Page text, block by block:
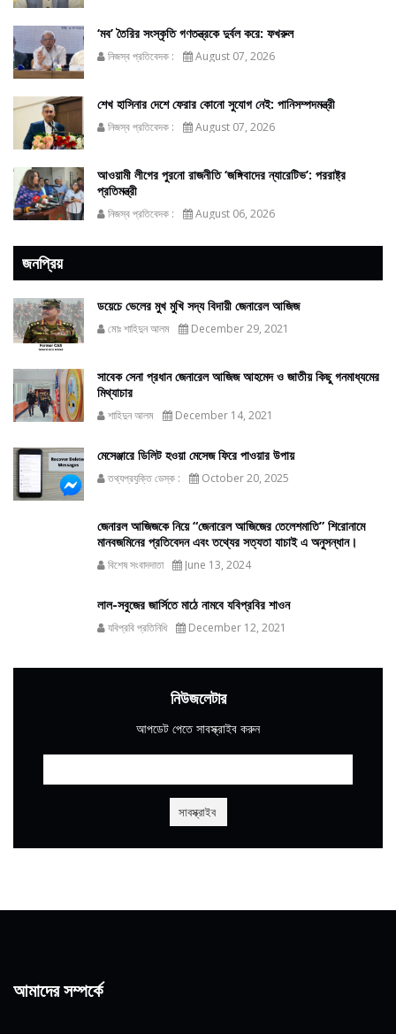
‘মব’ তৈরির সংস্কৃতি গণতন্ত্রকে দুর্বল করে: ফখরুল
নিজস্ব প্রতিবেদক : August 07, 2026
শেখ হাসিনার দেশে ফেরার কোনো সুযোগ নেই: পানিসম্পদমন্ত্রী
নিজস্ব প্রতিবেদক : August 07, 2026
আওয়ামী লীগের পুরনো রাজনীতি ‘জঙ্গিবাদের ন্যারেটিভ’: পররাষ্ট্র
প্রতিমন্ত্রী
নিজস্ব প্রতিবেদক : August 06, 2026
জনপ্রিয়
ডয়েচে ভেলের মুখ মুখি সদ্য বিদায়ী জেনারেল আজিজ
মোঃ শাহিদুন আলম December 29, 2021
সাবেক সেনা প্রধান জেনারেল আজিজ আহমেদ ও জাতীয় কিছু গনমাধ্যমের
মিথ্যাচার
শাহিদুন আলম December 14, 2021
মেসেঞ্জারে ডিলিট হওয়া মেসেজ ফিরে পাওয়ার উপায়
তথ্যপ্রযুক্তি ডেস্ক : October 20, 2025
জেনারল আজিজকে নিয়ে “জেনারেল আজিজের তেলেশমাতি” শিরোনামে
মানবজমিনের প্রতিবেদন এবং তথ্যের সত্যতা যাচাই এ অনুসন্ধান।
বিশেষ সংবাদদাতা June 13, 2024
লাল-সবুজের জার্সিতে মাঠে নামবে যবিপ্রবির শাওন
যবিপ্রবি প্রতিনিধি December 12, 2021
নিউজলেটার
আপডেট পেতে সাবস্ক্রাইব করুন
আমাদের সম্পর্কে